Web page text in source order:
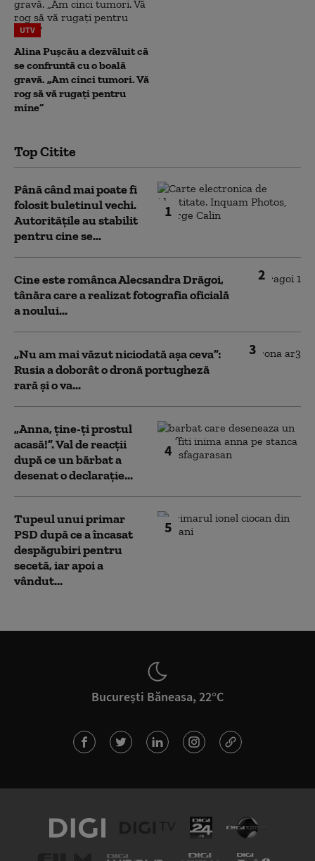
UTV
Alina Pușcău a dezvăluit că
se confruntă cu o boală
gravă. „Am cinci tumori. Vă
rog să vă rugați pentru
mine”
Top Citite
1
Până când mai poate fi
folosit buletinul vechi.
Autoritățile au stabilit
pentru cine se...
2
Cine este românca Alecsandra Drăgoi,
tânăra care a realizat fotografia oficială
a noului...
3
„Nu am mai văzut niciodată așa ceva”:
Rusia a doborât o dronă portugheză
rară și o va...
4
„Anna, ţine-ţi prostul
acasă!”. Val de reacții
după ce un bărbat a
desenat o declarație...
5
Tupeul unui primar
PSD după ce a încasat
despăgubiri pentru
secetă, iar apoi a
vândut...
București Băneasa, 22°C